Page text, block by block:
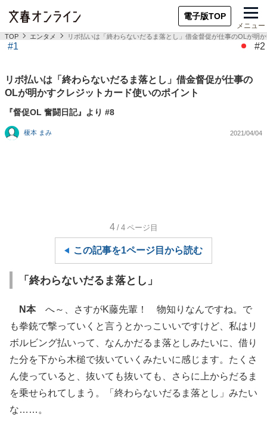
電子版TOP
メニュー
TOP エンタメ リボ払いは「終わらないだるま落とし」借金督促が仕事のOLが明
#1 #2
リボ払いは「終わらないだるま落とし」借金督促が仕事の
OLが明かすクレジットカード使いのポイント
『督促OL 奮闘日記』より #8
榎本 まみ 2021/04/04
4 /4 ページ目
この記事を1ページ目から読む
「終わらないだるま落とし」
N本 へ～、さすがK藤先輩！ 物知りなんですね。で
も拳銃で撃っていくと言うとかっこいいですけど、私はリ
ボルビング払いって、なんかだるま落としみたいに、借り
た分を下から木槌で抜いていくみたいに感じます。たくさ
ん使っていると、抜いても抜いても、さらに上からだるま
を乗せられてしまう。「終わらないだるま落とし」みたい
な……。